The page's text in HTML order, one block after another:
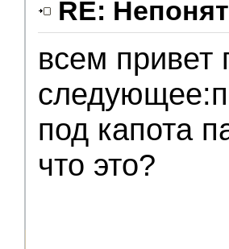
RE:
всем привет
под капота
что это?